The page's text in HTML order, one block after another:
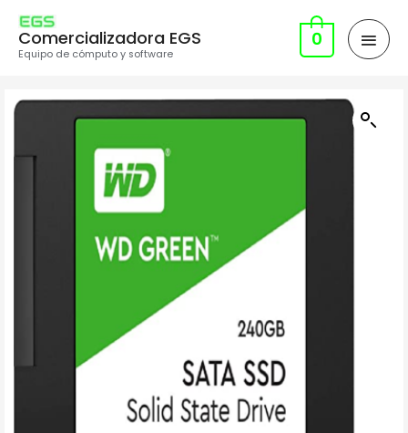
Comercializadora EGS
Equipo de cómputo y software
0